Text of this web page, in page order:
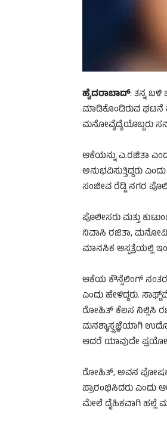
ಹೈದರಾಬಾದ್: ತನ್ನ ಬಳಿ
ಮಾಡಿಕೊಂಡಿರುವ ಘಟನೆ
ಮನೋವೈದ್ಯೆಯೊಬ್ಬರು
ಆಕೆಯನ್ನು ಎ.ರಜಿತಾ
ಅನುಭವಿಸುತ್ತಿದ್ದರು
ಸಂಜೀವ ರೆಡ್ಡಿ ನಗರ
ಪೊಲೀಸರು ಮತ್ತು
ನಿವಾಸಿ ರಜಿತಾ,
ಮಾನಸಿಕ ಆಸ್ಪತ್ರೆಯಲ್ಲಿ
ಆಕೆಯ ಕೌನ್ಸೆಲಿಂಗ್
ಎಂದು ಹೇಳಿದ್ದರು.
ರೋಹಿತ್ ಕೆಲಸ ನಿಲ್ಲಿಸಿ
ಮನಶ್ಶಾಸ್ತ್ರಜ್ಞೆಯಾಗಿ
ಆದರೆ ಯಾವುದೇ
ರೋಹಿತ್, ಅವನ
ಪ್ರಾರಂಭಿಸಿದರು
ಮೇಲೆ ದೈಹಿಕವಾಗಿ ಹಲ್ಲೆ